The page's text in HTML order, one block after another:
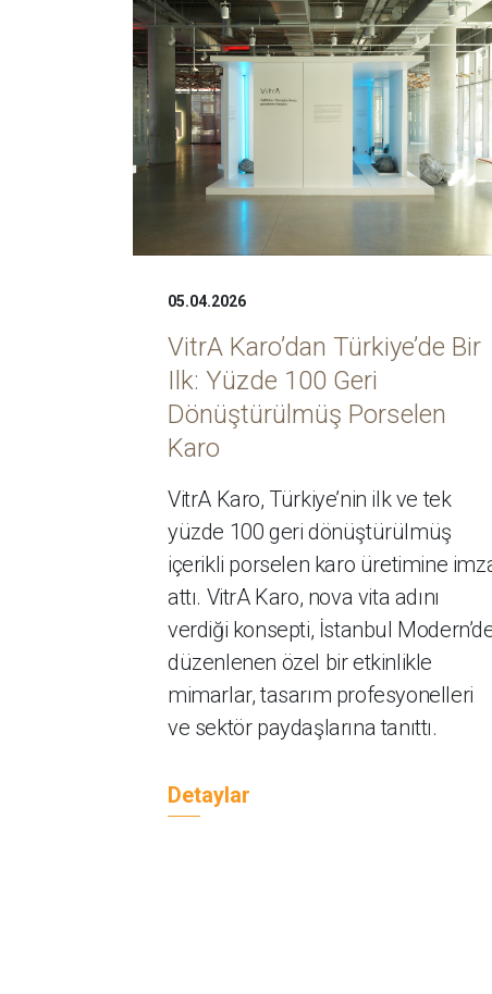
05.04.2026
VitrA Karo’dan Türkiye’de Bir
Ilk: Yüzde 100 Geri
Dönüştürülmüş Porselen
Karo
VitrA Karo, Türkiye’nin ilk ve tek
yüzde 100 geri dönüştürülmüş
içerikli porselen karo üretimine
attı. VitrA Karo, nova vita adını
verdiği konsepti, İstanbul
düzenlenen özel bir etkinlikle
mimarlar, tasarım profesyonelleri
ve sektör paydaşlarına tanıttı.
Detaylar